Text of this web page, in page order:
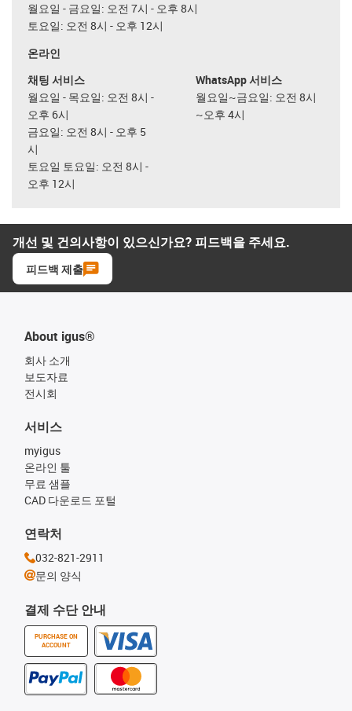
월요일 - 금요일: 오전 7시 - 오후 8시
토요일: 오전 8시 - 오후 12시
온라인
채팅 서비스
월요일 - 목요일: 오전 8시 -
오후 6시
금요일: 오전 8시 - 오후 5
시
토요일 토요일: 오전 8시 -
오후 12시
WhatsApp 서비스
월요일~금요일: 오전 8시
~오후 4시
개선 및 건의사항이 있으신가요? 피드백을 주세요.
피드백 제출
About igus®
회사 소개
보도자료
전시회
결제 수단 안내
PURCHASE ON
ACCOUNT
서비스
myigus
온라인 툴
무료 샘플
CAD 다운로드 포털
연락처
032-821-2911
문의 양식